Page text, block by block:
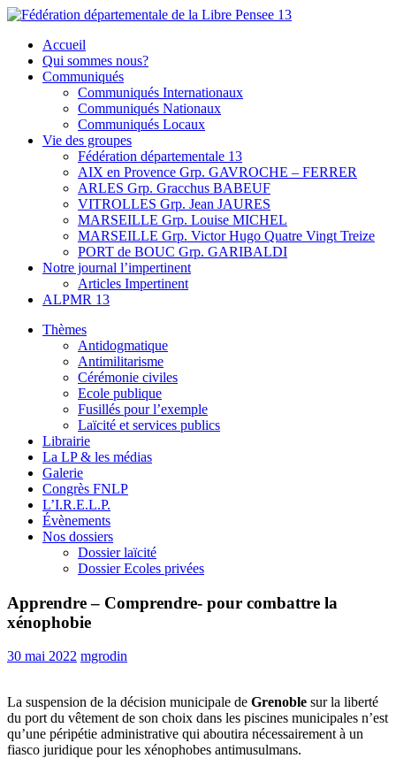
Skip
content
Fédération départementale de la Libre Pensee 13
Membre de la fédération Nationale de la Libre Pensée ni dieu ni
maitre
Accueil
Qui sommes nous?
Communiqués
Communiqués Internationaux
Communiqués Nationaux
Communiqués Locaux
Vie des groupes
Fédération départementale 13
AIX en Provence Grp. GAVROCHE – FERRER
ARLES Grp. Gracchus BABEUF
VITROLLES Grp. Jean JAURES
MARSEILLE Grp. Louise MICHEL
MARSEILLE Grp. Victor Hugo Quatre Vingt Treize
PORT de BOUC Grp. GARIBALDI
Notre journal l’impertinent
Articles Impertinent
ALPMR 13
Thèmes
Antidogmatique
Antimilitarisme
Cérémonie civiles
Ecole publique
Fusillés pour l’exemple
Laïcité et services publics
Librairie
La LP & les médias
Galerie
Congrès FNLP
L’I.R.E.L.P.
Évènements
Nos dossiers
Dossier laïcité
Dossier Ecoles privées
Apprendre – Comprendre- pour combattre la
xénophobie
30 mai 2022 mgrodin
La suspension de la décision municipale de Grenoble sur la liberté
du port du vêtement de son choix dans les piscines municipales n’est
qu’une péripétie administrative qui aboutira nécessairement à un
fiasco juridique pour les xénophobes antimusulmans.